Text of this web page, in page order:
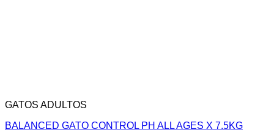
GATOS ADULTOS
BALANCED GATO CONTROL PH ALL AGES X 7.5KG